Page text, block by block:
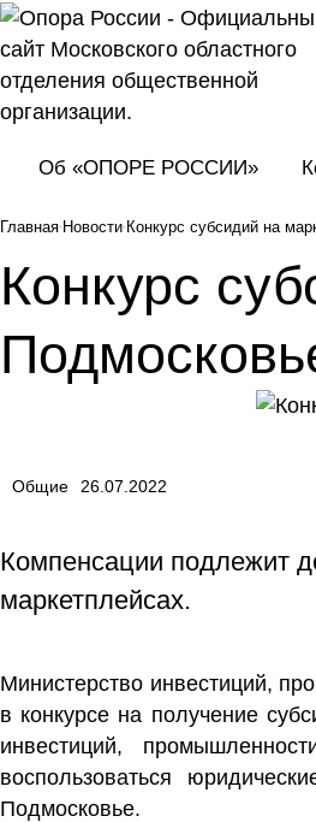
Об «ОПОРЕ РОССИИ»
Главная Новости Конкурс субсидий на
Конкурс
Общие 26.07.2022
Компенсации подлежит
маркетплейсах.
Министерство инвестиций,
в конкурсе на получение
инвестиций,
воспользоваться
Подмосковье.